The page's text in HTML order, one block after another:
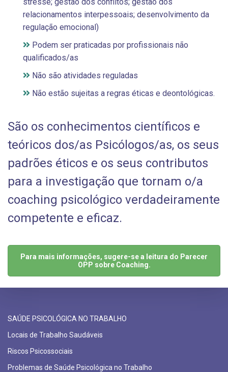
relacionamentos interpessoais; desenvolvimento da
regulação emocional)
Podem ser praticadas por profissionais não
qualificados/as
Não são atividades reguladas
Não estão sujeitas a regras éticas e deontológicas.
São os conhecimentos científicos e
teóricos dos/as Psicólogos/as, os seus
padrões éticos e os seus contributos
para a investigação que tornam o/a
coaching psicológico verdadeiramente
competente e eficaz.
Para mais informações, sugere-se a leitura do Parecer
OPP sobre Coaching.
SAÚDE PSICOLÓGICA NO TRABALHO
Locais de Trabalho Saudáveis
Riscos Psicossociais
Problemas de Saúde Psicológica no Trabalho